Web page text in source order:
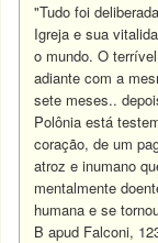
"Tudo foi
Igreja e sua
o mundo. O
adiante com a
sete meses..
Polônia está
coração, de um
atroz e inumano
mentalmente
humana e se
B apud Falconi,